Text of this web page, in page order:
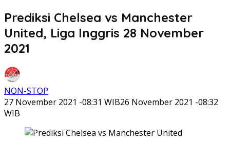
Prediksi Chelsea vs Manchester
United, Liga Inggris 28 November
2021
NON-STOP
27 November 2021 -08:31 WIB26 November 2021 -08:32
WIB